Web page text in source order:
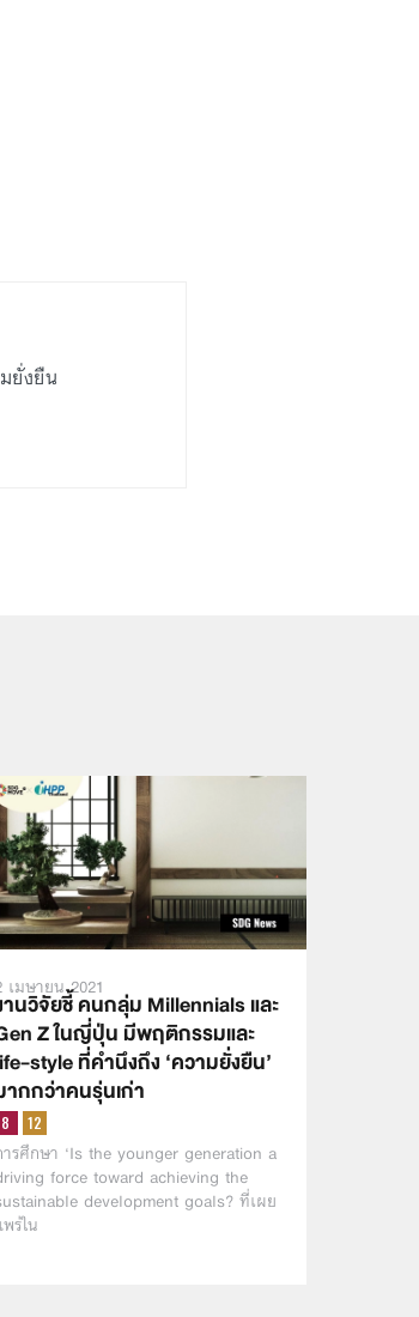
ยั่งยืน
เมษายน 2021
นวิจัยชี้ คนกลุ่ม Millennials และ
Z ในญี่ปุ่น มีพฤติกรรมและ
style ที่คำนึงถึง ‘ความยั่งยืน’
ากกว่าคนรุ่นเก่า
รศึกษา ‘Is the younger generation a
force toward achieving the
development goals? ที่เผย
ร่ใน